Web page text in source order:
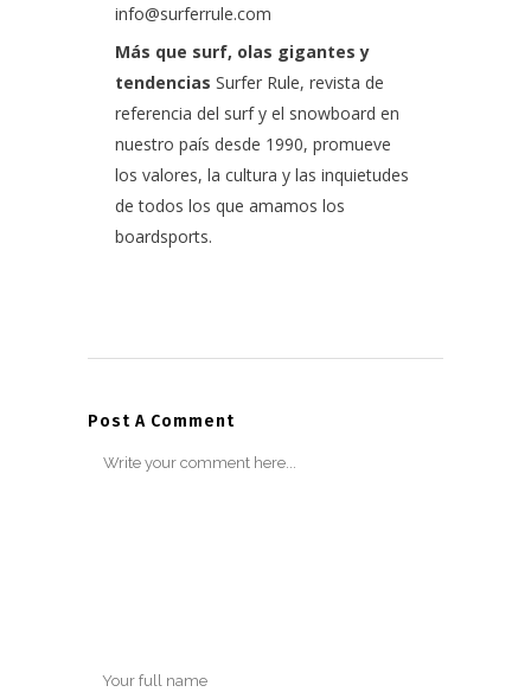
info@surferrule.com
Más que surf, olas gigantes y
tendencias Surfer Rule, revista de
referencia del surf y el snowboard en
nuestro país desde 1990, promueve
los valores, la cultura y las inquietudes
de todos los que amamos los
boardsports.
Post A Comment